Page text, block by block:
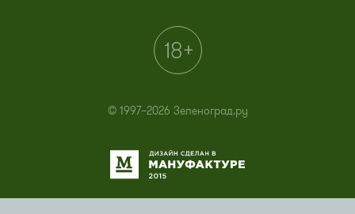
© 1997–2026 Зеленоград.ру